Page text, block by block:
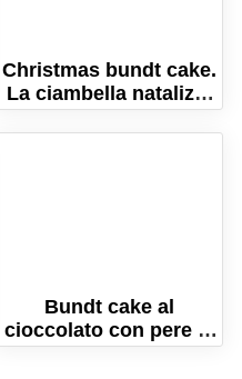
Christmas bundt cake.
La ciambella natalizia
per le feste!
Bundt cake al
cioccolato con pere al
rum. La ricetta per